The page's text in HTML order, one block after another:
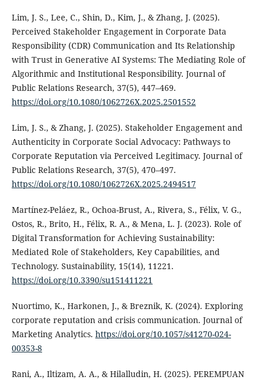
Lim, J. S., Lee, C., Shin, D., Kim, J., & Zhang, J. (2025).
Perceived Stakeholder Engagement in Corporate Data
Responsibility (CDR) Communication and Its Relationship
with Trust in Generative AI Systems: The Mediating Role of
Algorithmic and Institutional Responsibility. Journal of
Public Relations Research, 37(5), 447–469.
https://doi.org/10.1080/1062726X.2025.2501552
Lim, J. S., & Zhang, J. (2025). Stakeholder Engagement and
Authenticity in Corporate Social Advocacy: Pathways to
Corporate Reputation via Perceived Legitimacy. Journal of
Public Relations Research, 37(5), 470–497.
https://doi.org/10.1080/1062726X.2025.2494517
Martínez-Peláez, R., Ochoa-Brust, A., Rivera, S., Félix, V. G.,
Ostos, R., Brito, H., Félix, R. A., & Mena, L. J. (2023). Role of
Digital Transformation for Achieving Sustainability:
Mediated Role of Stakeholders, Key Capabilities, and
Technology. Sustainability, 15(14), 11221.
https://doi.org/10.3390/su151411221
Nuortimo, K., Harkonen, J., & Breznik, K. (2024). Exploring
corporate reputation and crisis communication. Journal of
Marketing Analytics. https://doi.org/10.1057/s41270-024-
00353-8
Rani, A., Iltizam, A. A., & Hilalludin, H. (2025). PEREMPUAN